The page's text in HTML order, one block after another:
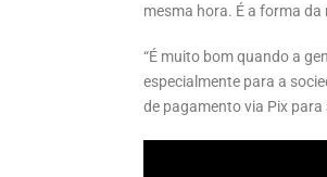
mesma hora. É a forma da
“É muito bom quando a
especialmente para a
de pagamento via Pix